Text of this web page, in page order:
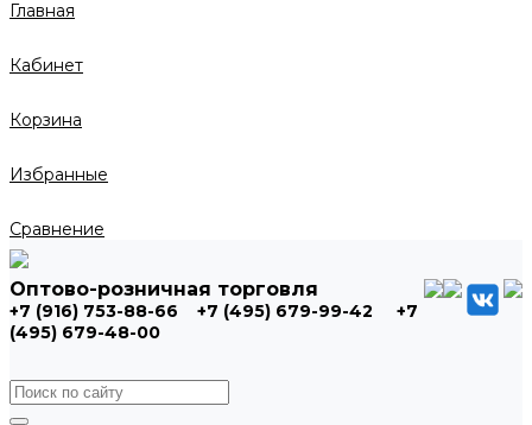
Главная
Кабинет
Корзина
Избранные
Сравнение
Оптово-розничная торговля
+7 (916) 753-88-66 +7 (495) 679-99-42
+7
(495) 679-48-00